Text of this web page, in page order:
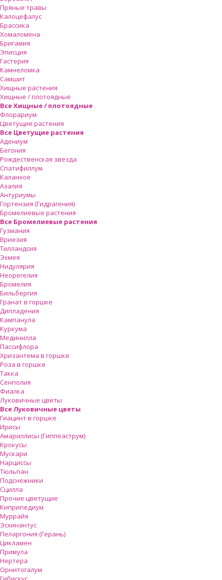
Пряные травы
Калоцефалус
Брассика
Хомаломена
Бригамия
Эписция
Гастерия
Камнеломка
Самшит
Хищные растения
Хищные / плотоядные
Все Хищные / плотоядные
Флорариум
Цветущие растения
Все Цветущие растения
Адениум
Бегония
Рождественская звезда
Спатифиллум
Каланхое
Азалия
Антуриумы
Гортензия (Гидрагения)
Бромелиевые растения
Все Бромелиевые растения
Гузмания
Вриезия
Тилландсия
Эхмея
Нидулярия
Неорегелия
Бромелия
Бильбергия
Гранат в горшке
Дипладения
Кампанула
Куркума
Мединилла
Пассифлора
Хризантема в горшке
Роза в горшке
Такка
Сенполия
Фиалка
Луковичные цветы
Все Луковичные цветы
Гиацинт в горшке
Ирисы
Амариллисы (Гиппеаструм)
Крокусы
Мускари
Нарциссы
Тюльпан
Подснежники
Сцилла
Прочие цветущие
Киприпедиум
Муррайя
Эсхинантус
Пеларгония (Герань)
Цикламен
Примула
Нертера
Орнитогалум